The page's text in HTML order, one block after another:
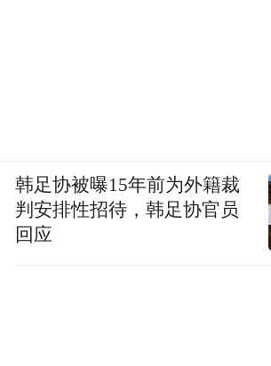
韩足协被曝15年前为外籍裁
判安排性招待，韩足协官员
回应